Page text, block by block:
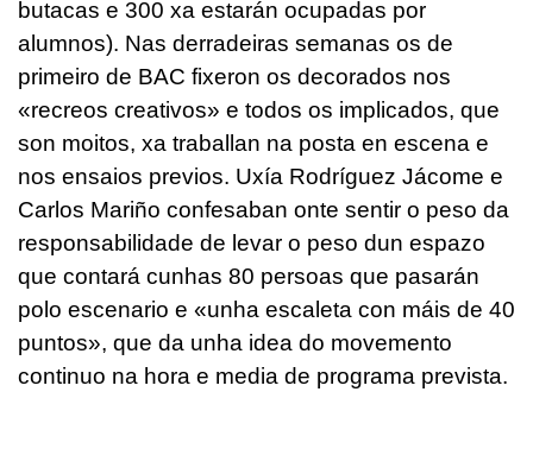
butacas e 300 xa estarán ocupadas por
alumnos). Nas derradeiras semanas os de
primeiro de BAC fixeron os decorados nos
«recreos creativos» e todos os implicados, que
son moitos, xa traballan na posta en escena e
nos ensaios previos. Uxía Rodríguez Jácome e
Carlos Mariño confesaban onte sentir o peso da
responsabilidade de levar o peso dun espazo
que contará cunhas 80 persoas que pasarán
polo escenario e «unha escaleta con máis de 40
puntos», que da unha idea do movemento
continuo na hora e media de programa prevista.